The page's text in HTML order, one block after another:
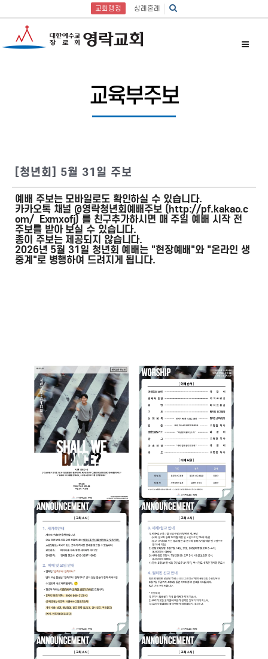
교회행정 상례혼례
교육부주보
[청년회] 5월 31일 주보
예배 주보는 모바일로도 확인하실 수 있습니다.
카카오톡 채널 @영락청년회예배주보 (http://pf.kakao.c
om/_Exmxofj) 를 친구추가하시면 매 주일 예배 시작 전
주보를 받아 보실 수 있습니다.
종이 주보는 제공되지 않습니다.
2026년 5월 31일 청년회 예배는 "현장예배"와 "온라인 생
중계"로 병행하여 드려지게 됩니다.